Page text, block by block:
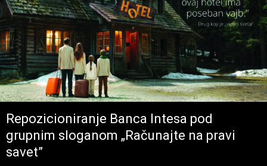
Repozicioniranje Banca Intesa pod
grupnim sloganom „Računajte na pravi
savet”